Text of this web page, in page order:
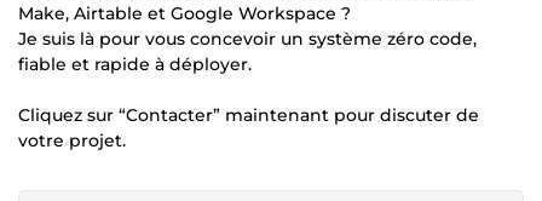
Make, Airtable et Google Workspace ?
Je suis là pour vous concevoir un système zéro code,
fiable et rapide à déployer.
Cliquez sur “Contacter” maintenant pour discuter de
votre projet.